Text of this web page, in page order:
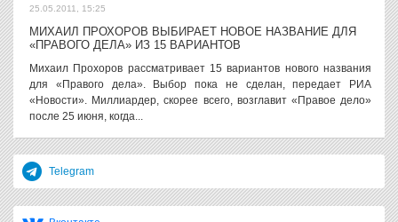
25.05.2011, 15:25
МИХАИЛ ПРОХОРОВ ВЫБИРАЕТ НОВОЕ НАЗВАНИЕ ДЛЯ
«ПРАВОГО ДЕЛА» ИЗ 15 ВАРИАНТОВ
Михаил Прохоров рассматривает 15 вариантов нового названия
для «Правого дела». Выбор пока не сделан, передает РИА
«Новости». Миллиардер, скорее всего, возглавит «Правое дело»
после 25 июня, когда...
Telegram